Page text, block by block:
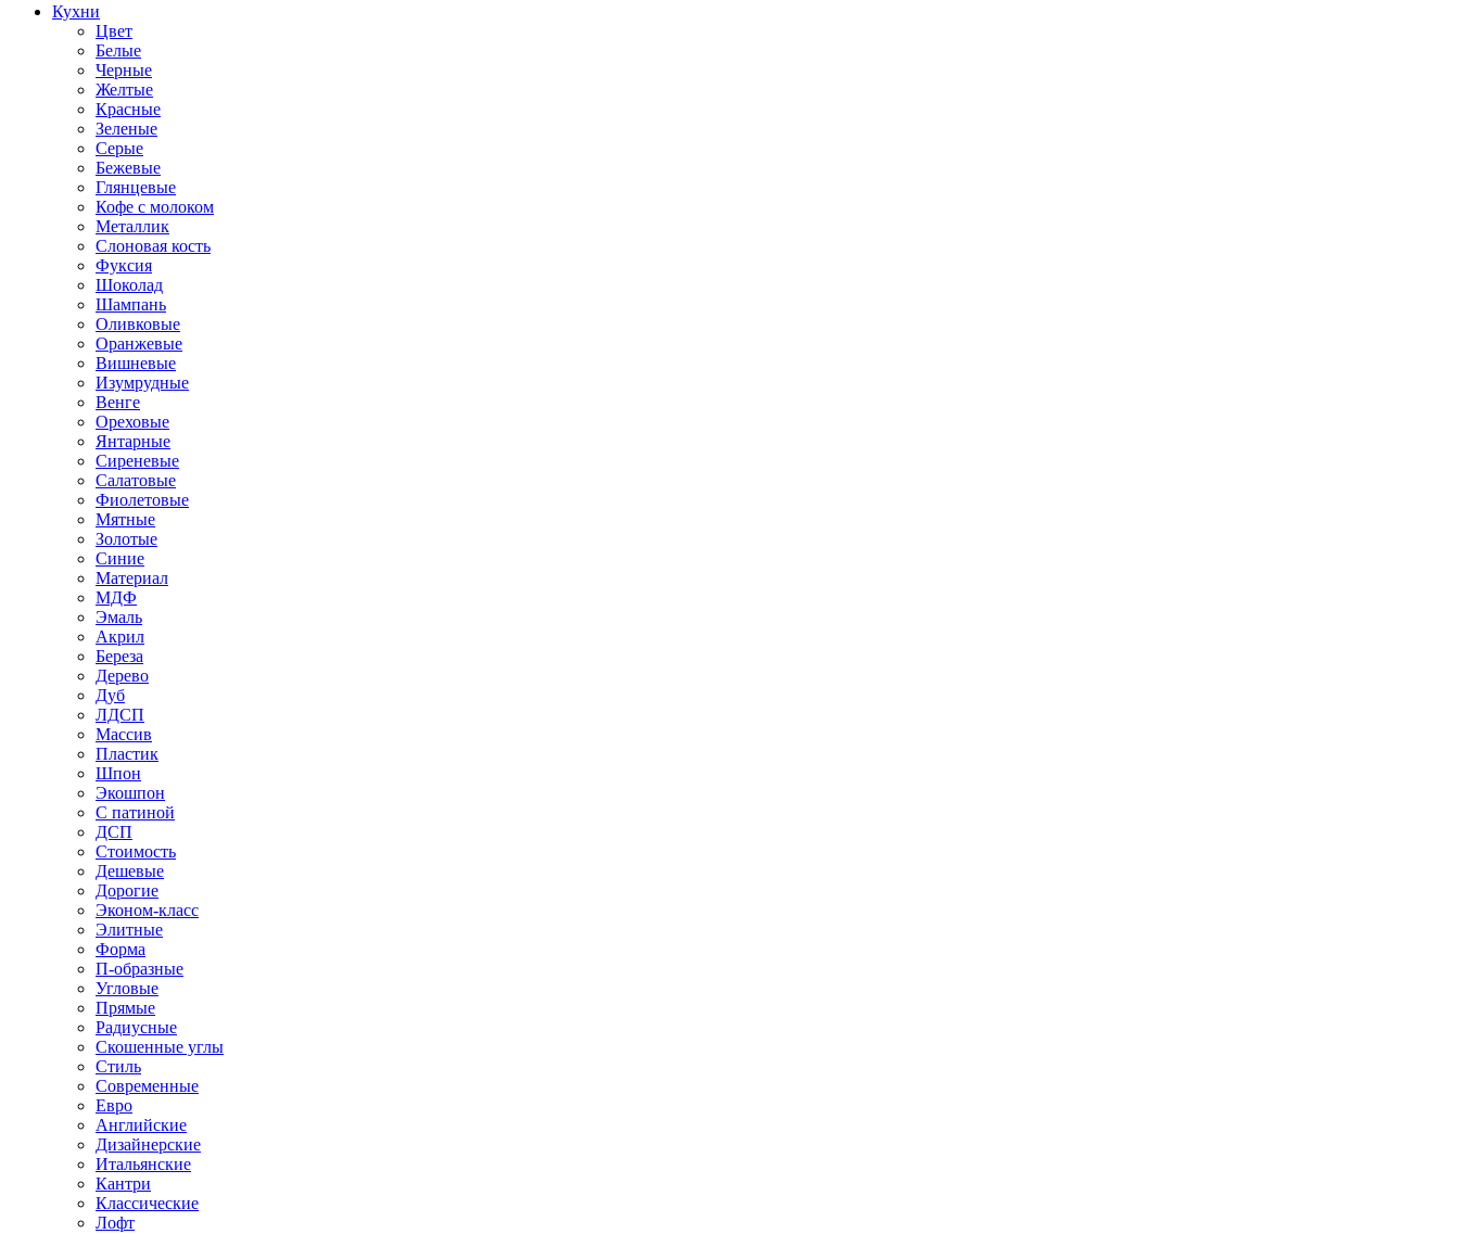
Кухни
Цвет
Белые
Черные
Желтые
Красные
Зеленые
Серые
Бежевые
Глянцевые
Кофе с молоком
Металлик
Слоновая кость
Фуксия
Шоколад
Шампань
Оливковые
Оранжевые
Вишневые
Изумрудные
Венге
Ореховые
Янтарные
Сиреневые
Салатовые
Фиолетовые
Мятные
Золотые
Синие
Материал
МДФ
Эмаль
Акрил
Береза
Дерево
Дуб
ЛДСП
Массив
Пластик
Шпон
Экошпон
С патиной
ДСП
Стоимость
Дешевые
Дорогие
Эконом-класс
Элитные
Форма
П-образные
Угловые
Прямые
Радиусные
Скошенные углы
Стиль
Современные
Евро
Английские
Дизайнерские
Итальянские
Кантри
Классические
Лофт